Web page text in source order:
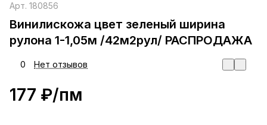
Арт. 180856
Винилискожа цвет зеленый ширина
рулона 1-1,05м /42м2рул/ РАСПРОДАЖА
0 Нет отзывов
177 ₽/пм